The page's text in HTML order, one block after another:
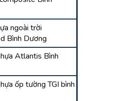
ngoài trời
Bình Dương
Atlantis Bình
ốp tường TGI bình